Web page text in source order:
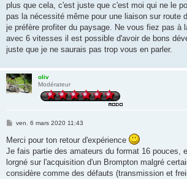
plus que cela, c'est juste que c'est moi qui ne le
pas la nécessité même pour une liaison sur route
je préfère profiter du paysage. Ne vous fiez pas à
avec 6 vitesses il est possible d'avoir de bons
juste que je ne saurais pas trop vous en parler.
oliv
Modérateur
M
s
s
a
g
e
ven. 6 mars 2020 11:43
Merci pour ton retour d'expérience
Je fais partie des amateurs du format 16 pouces,
lorgné sur l'acquisition d'un Brompton malgré
considère comme des défauts (transmission et